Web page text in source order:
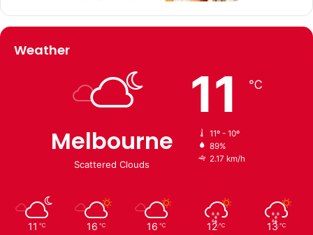
Weather
Melbourne
Scattered Clouds
11 ℃
11º - 10º
89%
2.17 km/h
11 ℃ 16 ℃ 16 ℃ 12 ℃ 13 ℃